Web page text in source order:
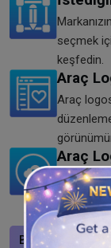
seçmek
keşfedin.
Araç
Araç
Araç
Araç
Bir logo